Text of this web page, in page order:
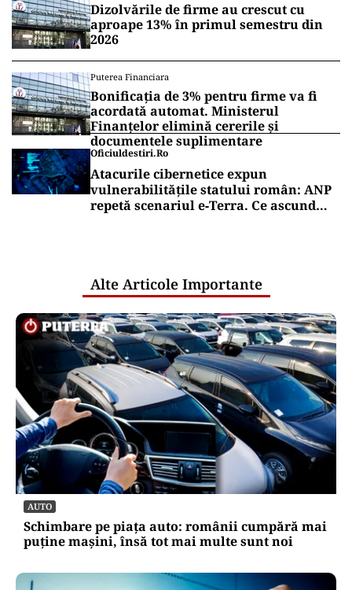
Dizolvările de firme au crescut cu
aproape 13% în primul semestru din
2026
Puterea Financiara
Bonificația de 3% pentru firme va fi
acordată automat. Ministerul
Finanțelor elimină cererile și
documentele suplimentare
Oficiuldestiri.ro
Atacurile cibernetice expun
vulnerabilitățile statului român: ANP
repetă scenariul e‑Terra. Ce ascund
Alte Articole Importante
AUTO
Schimbare pe piața auto: românii cumpără mai
puține mașini, însă tot mai multe sunt noi